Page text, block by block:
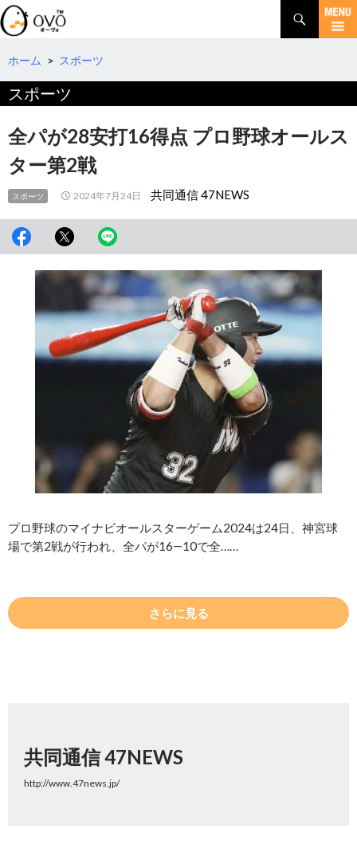
検
索
コ
テ
へ
動
ホーム > スポーツ
スポーツ
全パが28安打16得点 プロ野球オールス
ター第2戦
スポーツ 2024年7月24日 共同通信 47NEWS
プロ野球のマイナビオールスターゲーム2024は24日、神宮球
場で第2戦が行われ、全パが16―10で全……
さらに見る
共同通信 47NEWS
http://www.47news.jp/